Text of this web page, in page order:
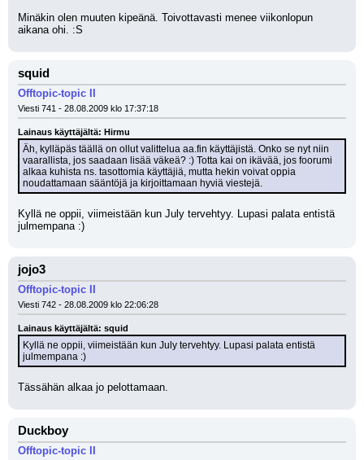
Minäkin olen muuten kipeänä. Toivottavasti menee viikonlopun
aikana ohi. :S
squid
Offtopic-topic II
Viesti 741 - 28.08.2009 klo 17:37:18
Lainaus käyttäjältä: Hirmu
Äh, kylläpäs täällä on ollut valittelua aa.fin käyttäjistä. Onko se nyt niin
vaarallista, jos saadaan lisää väkeä? :) Totta kai on ikävää, jos foorumi
alkaa kuhista ns. tasottomia käyttäjiä, mutta hekin voivat oppia
noudattamaan sääntöjä ja kirjoittamaan hyviä viestejä.
Kyllä ne oppii, viimeistään kun July tervehtyy. Lupasi palata entistä
julmempana :)
jojo3
Offtopic-topic II
Viesti 742 - 28.08.2009 klo 22:06:28
Lainaus käyttäjältä: squid
Kyllä ne oppii, viimeistään kun July tervehtyy. Lupasi palata entistä
julmempana :)
Tässähän alkaa jo pelottamaan.
Duckboy
Offtopic-topic II